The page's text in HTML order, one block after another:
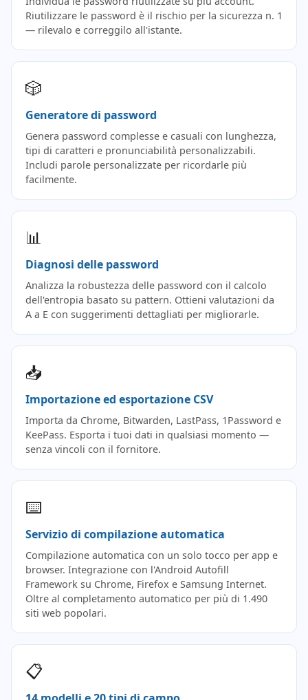
Riutilizzare le password è il rischio per la sicurezza n. 1
— rilevalo e correggilo all'istante.
🎲
Generatore di password
Genera password complesse e casuali con lunghezza,
tipi di caratteri e pronunciabilità personalizzabili.
Includi parole personalizzate per ricordarle più
facilmente.
📊
Diagnosi delle password
Analizza la robustezza delle password con il calcolo
dell'entropia basato su pattern. Ottieni valutazioni da
A a E con suggerimenti dettagliati per migliorarle.
📥
Importazione ed esportazione CSV
Importa da Chrome, Bitwarden, LastPass, 1Password e
KeePass. Esporta i tuoi dati in qualsiasi momento —
senza vincoli con il fornitore.
⌨️
Servizio di compilazione automatica
Compilazione automatica con un solo tocco per app e
browser. Integrazione con l'Android Autofill
Framework su Chrome, Firefox e Samsung Internet.
Oltre al completamento automatico per più di 1.490
siti web popolari.
📋